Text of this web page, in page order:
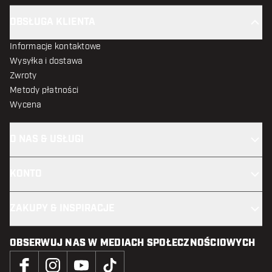
Informacje kontaktowe
Wysyłka i dostawa
Zwroty
Metody płatności
Wycena
OBSERWUJ NAS W MEDIACH SPOŁECZNOŚCIOWYCH